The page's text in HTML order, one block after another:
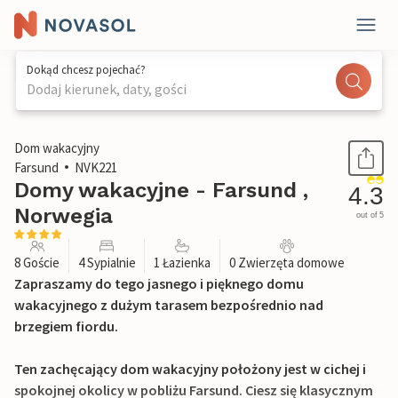
Dokąd chcesz pojechać?
Dodaj kierunek, daty, gości
1 / 17
Dom wakacyjny
Farsund
NVK221
Domy wakacyjne - Farsund ,
Norwegia
4.3
out of 5
8 Goście 4 Sypialnie 1 Łazienka 0 Zwierzęta domowe
Zapraszamy do tego jasnego i pięknego domu
wakacyjnego z dużym tarasem bezpośrednio nad
brzegiem fiordu.
Ten zachęcający dom wakacyjny położony jest w cichej i
spokojnej okolicy w pobliżu Farsund. Ciesz się klasycznym